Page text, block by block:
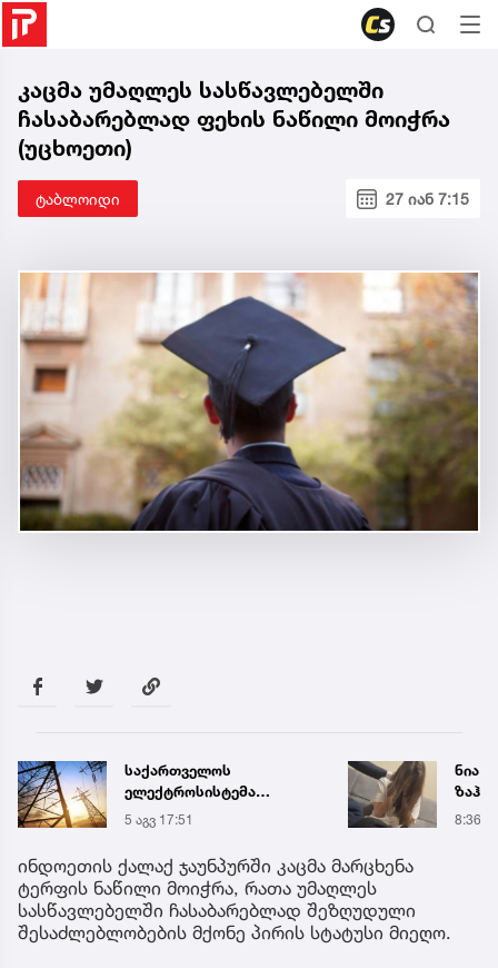
კაცმა უმაღლეს სასწავლებელში
ჩასაბარებლად ფეხის ნაწილი მოიჭრა
(უცხოეთი)
ტაბლოიდი 27 იან 7:15
საქართველოს
ელექტროსისტემა
სპეციალურ განცხადებას
ავრცელებს
5 აგვ 17:51
ნია
8:36
ინდოეთის ქალაქ ჯაუნპურში კაცმა მარცხენა
ტერფის ნაწილი მოიჭრა, რათა უმაღლეს
სასწავლებელში ჩასაბარებლად შეზღუდული
შესაძლებლობების მქონე პირის სტატუსი მიეღო.